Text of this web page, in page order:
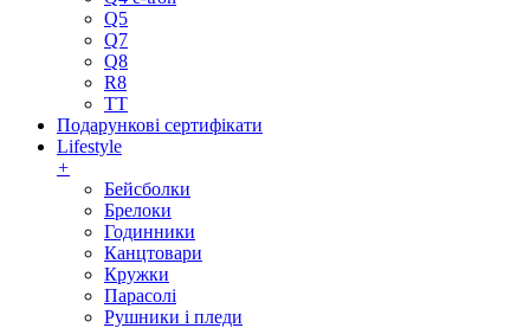
Q5
Q7
Q8
R8
TT
Подарункові сертифікати
Lifestyle
+
Бейсболки
Брелоки
Годинники
Канцтовари
Кружки
Парасолі
Рушники і пледи